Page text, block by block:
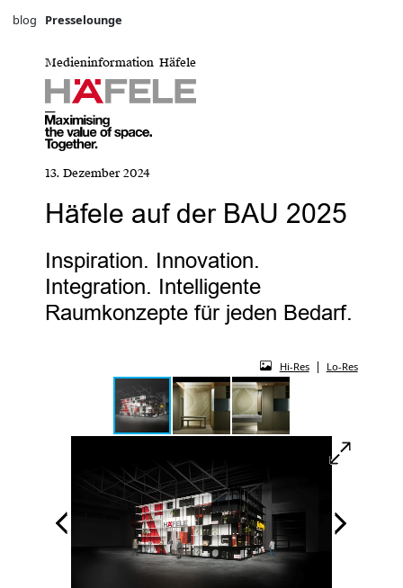
blog Presselounge
Medieninformation Häfele
13. Dezember 2024
Häfele auf der BAU 2025
Inspiration. Innovation.
Integration. Intelligente
Raumkonzepte für jeden Bedarf.
Hi-Res| Lo-Res